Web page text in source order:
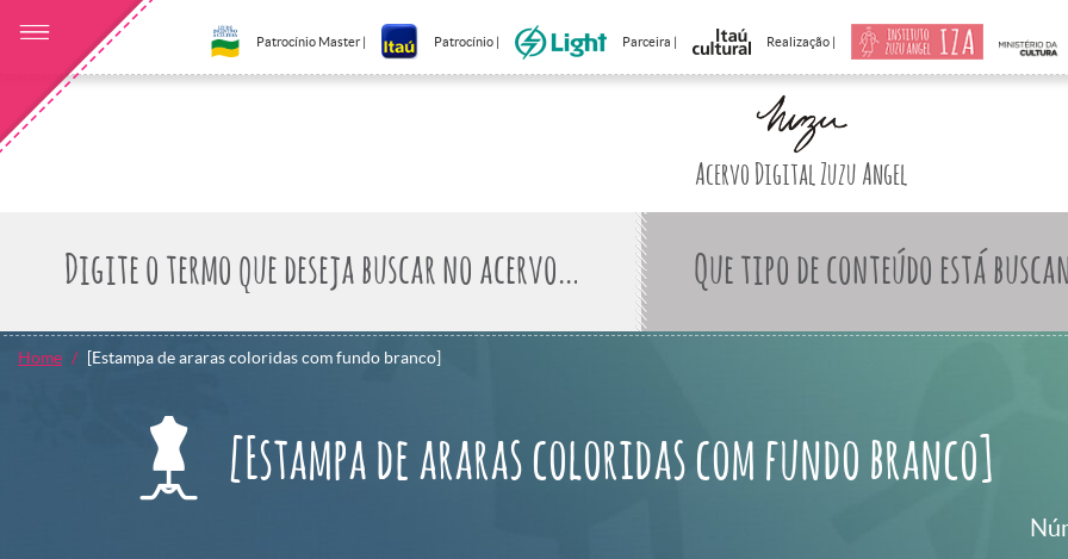
Patrocínio Master | Patrocínio | Parceira | Realização |
Acervo Digital Zuzu Angel
Que tipo de conteúdo está
Home [Estampa de araras coloridas com fundo branco]
[Estampa de araras coloridas com fundo branco]